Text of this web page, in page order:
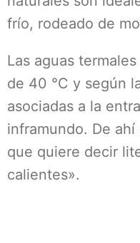
frío, rodeado de
Las aguas
de 40 °C y según
asociadas a la
inframundo. De
que quiere decir
calientes».